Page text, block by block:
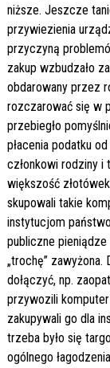
niższe. Jeszcze
przywiezienia
przyczyną
zakup wzbudzało
obdarowany przez
rozczarować się w
przebiegło
płacenia podatku
członkowi rodziny i
większość
skupowali takie
instytucjom
publiczne pieniądze
„trochę”
dołączyć, np.
przywozili
zakupywali go dla
trzeba było się
ogólnego